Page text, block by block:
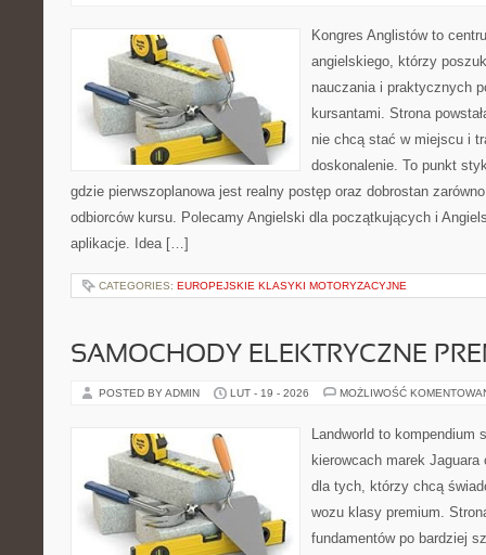
Kongres Anglistów to
angielskiego, którzy
nauczania i praktycznych
kursantami. Strona
nie chcą stać w miejscu i
doskonalenie. To punkt
gdzie pierwszoplanowa jest realny postęp oraz dobrostan
odbiorców kursu. Polecamy Angielski dla początkujących i
aplikacje. Idea […]
CATEGORIES: EUROPEJSKIE KLASYKI MOTORYZACYJNE
SAMOCHODY ELEKTRYCZNE
POSTED BY ADMIN LUT - 19 - 2026 MOŻLIWOŚĆ
Landworld to kompendium
kierowcach marek
dla tych, którzy chcą
wozu klasy premium.
fundamentów po bardziej